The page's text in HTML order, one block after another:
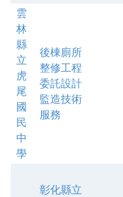
雲
林
縣
立
虎
尾
國
民
中
學
後棟廁所
整修工程
委託設計
監造技術
服務
彰化縣立